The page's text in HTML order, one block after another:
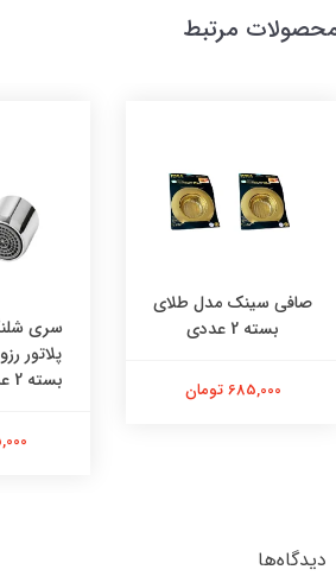
مرتبط
صافی سینک مدل طلای
بسته 2 عددی
685,000 تومان
سری
پلاتور
بسته 2 عددی | استیل |
دیدگاه‌ها